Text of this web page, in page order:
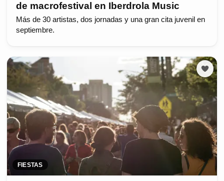
de macrofestival en Iberdrola Music
Más de 30 artistas, dos jornadas y una gran cita juvenil en
septiembre.
FIESTAS